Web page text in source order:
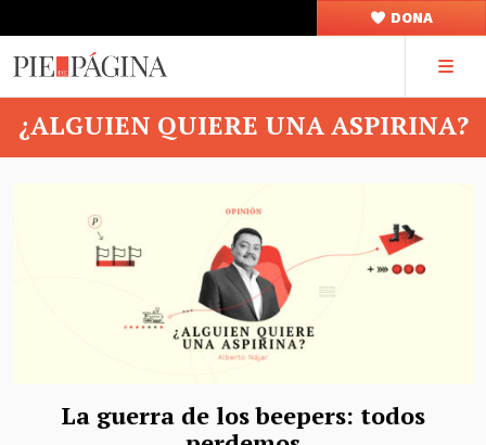
DONA
¿ALGUIEN QUIERE UNA ASPIRINA?
La guerra de los beepers: todos